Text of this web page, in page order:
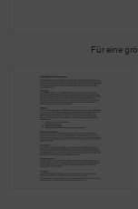
Für eine